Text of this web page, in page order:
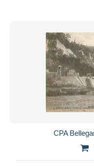
CPA